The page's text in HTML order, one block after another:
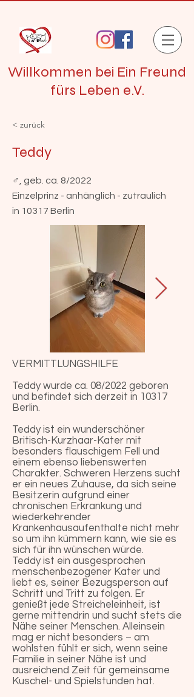
Willkommen bei Ein Freund
fürs Leben e.V.
< zurück
Teddy
♂, geb. ca. 8/2022
Einzelprinz - anhänglich - zutraulich
in 10317 Berlin
VERMITTLUNGSHILFE
Teddy wurde ca. 08/2022 geboren
und befindet sich derzeit in 10317
Berlin.
Teddy ist ein wunderschöner
Britisch-Kurzhaar-Kater mit
besonders flauschigem Fell und
einem ebenso liebenswerten
Charakter. Schweren Herzens sucht
er ein neues Zuhause, da sich seine
Besitzerin aufgrund einer
chronischen Erkrankung und
wiederkehrender
Krankenhausaufenthalte nicht mehr
so um ihn kümmern kann, wie sie es
sich für ihn wünschen würde.
Teddy ist ein ausgesprochen
menschenbezogener Kater und
liebt es, seiner Bezugsperson auf
Schritt und Tritt zu folgen. Er
genießt jede Streicheleinheit, ist
gerne mittendrin und sucht stets die
Nähe seiner Menschen. Alleinsein
mag er nicht besonders – am
wohlsten fühlt er sich, wenn seine
Familie in seiner Nähe ist und
ausreichend Zeit für gemeinsame
Kuschel- und Spielstunden hat.